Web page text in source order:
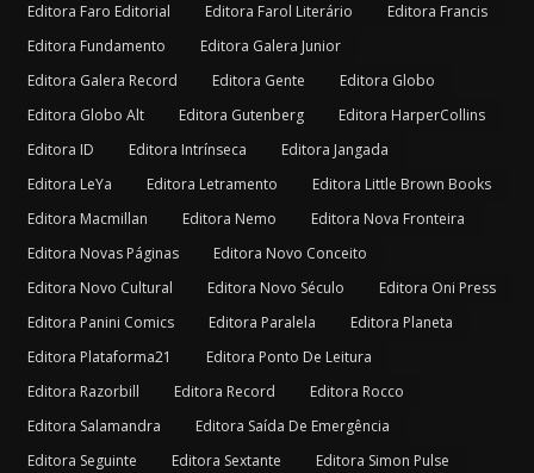
Editora Faro Editorial
Editora Farol Literário
Editora Francis
Editora Fundamento
Editora Galera Junior
Editora Galera Record
Editora Gente
Editora Globo
Editora Globo Alt
Editora Gutenberg
Editora HarperCollins
Editora ID
Editora Intrínseca
Editora Jangada
Editora LeYa
Editora Letramento
Editora Little Brown Books
Editora Macmillan
Editora Nemo
Editora Nova Fronteira
Editora Novas Páginas
Editora Novo Conceito
Editora Novo Cultural
Editora Novo Século
Editora Oni Press
Editora Panini Comics
Editora Paralela
Editora Planeta
Editora Plataforma21
Editora Ponto De Leitura
Editora Razorbill
Editora Record
Editora Rocco
Editora Salamandra
Editora Saída De Emergência
Editora Seguinte
Editora Sextante
Editora Simon Pulse